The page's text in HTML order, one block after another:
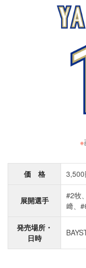
※
価 格
展開選手
#2牧
﨑、
発売場所・
日時